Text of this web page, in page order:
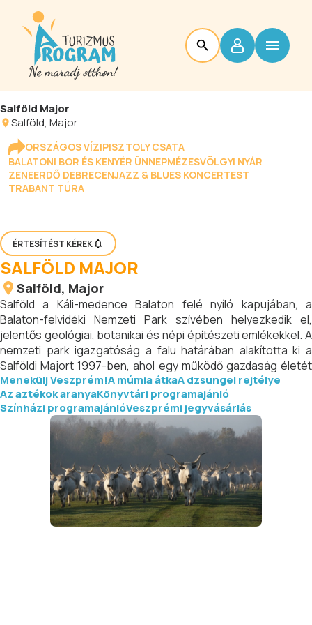
Salföld Major
Salföld, Major
ORSZÁGOS VÍZIPISZTOLY CSATA
BALATONI BOR ÉS KENYÉR ÜNNEPMÉZESVÖLGYI NYÁR
ZENEERDŐ DEBRECENJAZZ & BLUES KONCERTEST
TRABANT TÚRA
ÉRTESÍTÉST KÉREK
SALFÖLD MAJOR
Salföld, Major
Salföld a Káli-medence Balaton felé nyíló kapujában, a
Balaton-felvidéki Nemzeti Park szívében helyezkedik el,
jelentős geológiai, botanikai és népi építészeti emlékekkel. A
nemzeti park igazgatóság a falu határában alakította ki a
Salföldi Majort 1997-ben, ahol egy működő gazdaság életét
és őshonos magyar háziállatfajtákat, köztük a nemzeti
kincsként számon tartott, kalandos történetű gidrán fajtát
mutatja be.
Menekülj Veszprém!A múmia átkaA dzsungel rejtélye
Az aztékok aranyaKönyvtári programajánló
Színházi programajánlóVeszprémi jegyvásárlás